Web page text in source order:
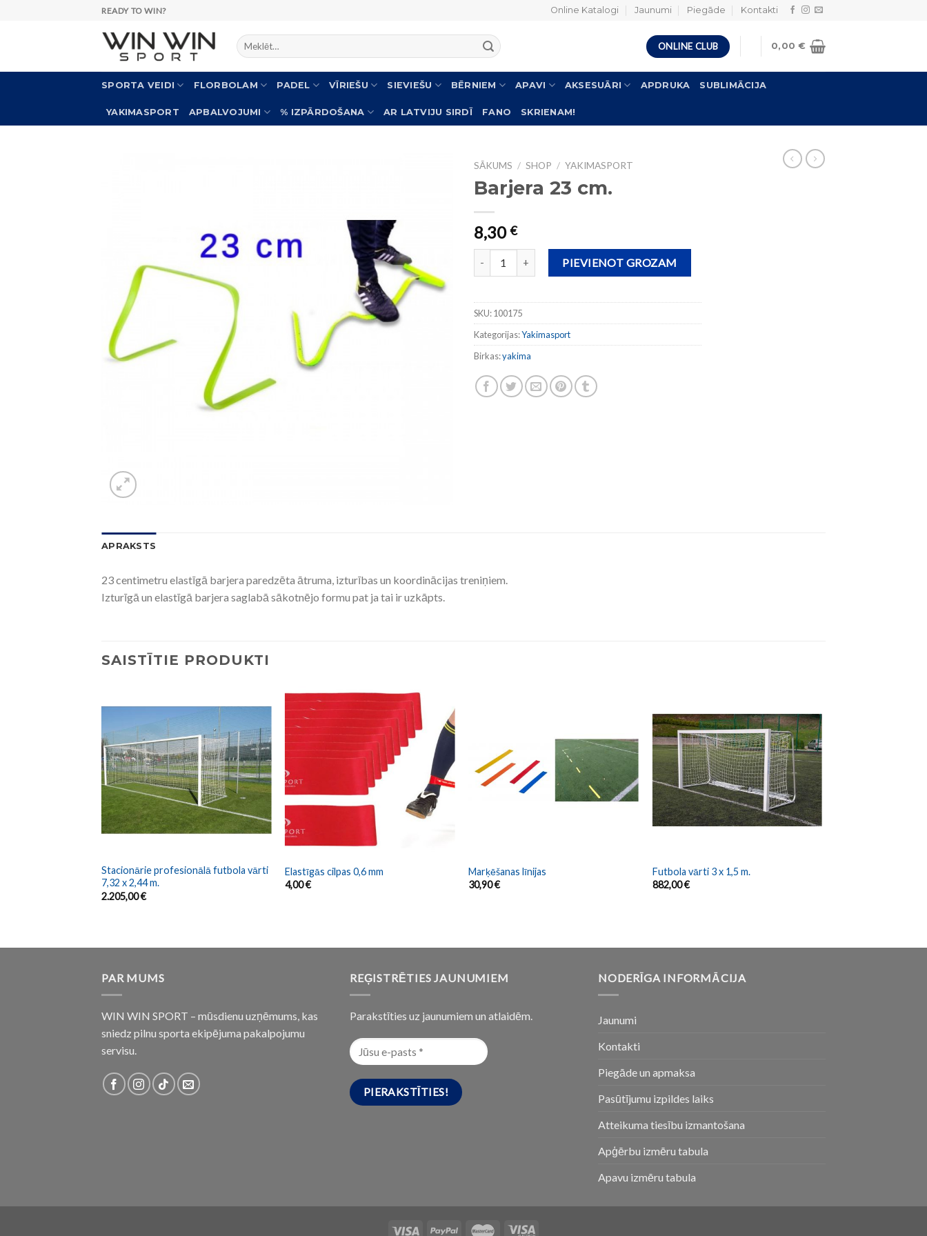
READY TO WIN? Online Katalogi Jaunumi Piegāde Kontakti
Meklēt: ONLINE CLUB 0,00€
SPORTA VEIDI FLORBOLAM PADEL VĪRIEŠU SIEVIEŠU BĒRNIEM APAVI AKSESUĀRI APDRUKA SUBLIMĀCIJA
YAKIMASPORT APBALVOJUMI % IZPĀRDOŠANA AR LATVIJU SIRDĪ FANO SKRIENAM!
SĀKUMS / SHOP / YAKIMASPORT
Barjera 23 cm.
8,30€
Barjera 23 cm. daudzumsPIEVIENOT GROZAM
SKU:100175
Kategorijas:Yakimasport
Birkas:yakima
APRAKSTS
23 centimetru elastīgā barjera paredzēta ātruma, izturības un koordinācijas treniņiem.
Izturīgā un elastīgā barjera saglabā sākotnējo formu pat ja tai ir uzkāpts.
SAISTĪTIE PRODUKTI
Stacionārie profesionālā futbola vārti
7,32 x 2,44 m.
2.205,00€
Elastīgās cilpas 0,6 mm
4,00€
Marķēšanas līnijas
30,90€
Futbola vārti 3 x 1,5 m.
882,00€
PAR MUMS
WIN WIN SPORT – mūsdienu uzņēmums, kas
sniedz pilnu sporta ekipējuma pakalpojumu
servisu.
REĢISTRĒTIES JAUNUMIEM
Parakstīties uz jaunumiem un atlaidēm.
NODERĪGA INFORMĀCIJA
Jaunumi
Kontakti
Piegāde un apmaksa
Pasūtījumu izpildes laiks
Atteikuma tiesību izmantošana
Apģērbu izmēru tabula
Apavu izmēru tabula